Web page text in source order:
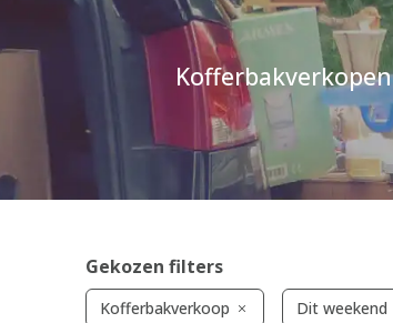
Kofferbakverkopen
Gekozen filters
Kofferbakverkoop Dit weekend